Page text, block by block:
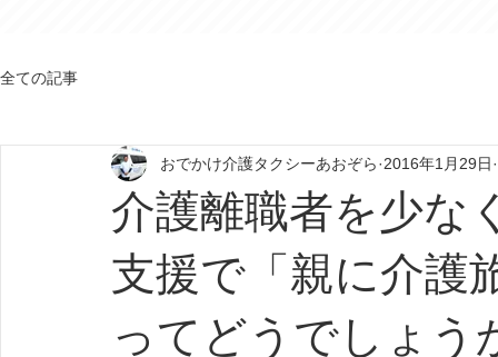
全ての記事
介護離職者を少な
支援で「親に介護
ってどうでしょう
おでかけ介護タクシーあおぞら 2016年1月29日